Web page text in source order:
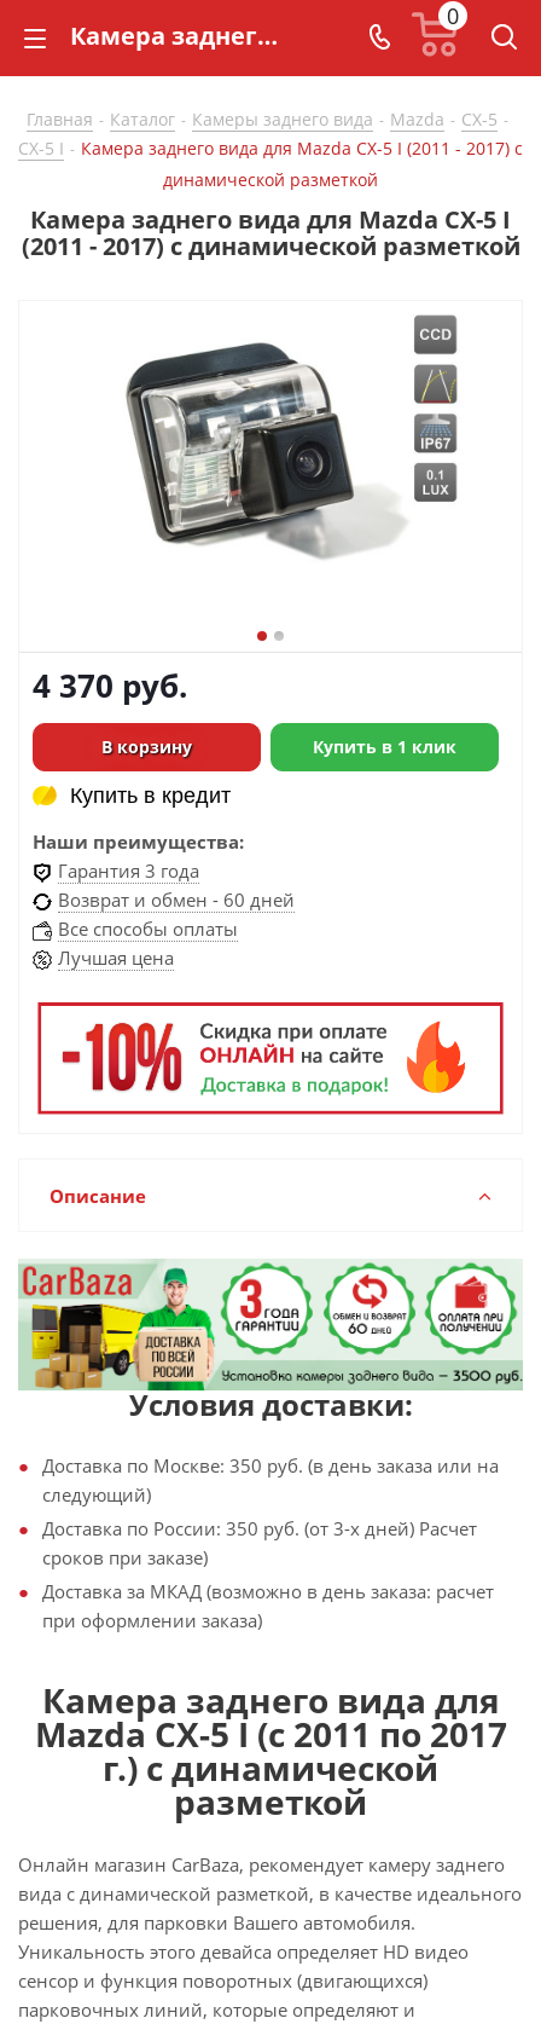
Камера заднего вида для Mazda CX-5 I (2011 - 2017) с динамической разметкой - купить в СarBaza
0
Главная - Каталог - Камеры заднего вида - Mazda - CX-5 -
CX-5 I - Камера заднего вида для Mazda CX-5 I (2011 - 2017) с
динамической разметкой
Камера заднего вида для Mazda CX-5 I
(2011 - 2017) с динамической разметкой
4 370 руб.
В корзину Купить в 1 клик
Купить в кредит
Купить в кредит
Наши преимущества:
Гарантия 3 года
Возврат и обмен - 60 дней
Все способы оплаты
Лучшая цена
Описание
Условия доставки:
Доставка по Москве: 350 руб. (в день заказа или на
следующий)
Доставка по России: 350 руб. (от 3-х дней) Расчет
сроков при заказе)
Доставка за МКАД (возможно в день заказа: расчет
при оформлении заказа)
Камера заднего вида для
Mazda CX-5 I (с 2011 по 2017
г.) с динамической
разметкой
Онлайн магазин CarBaza, рекомендует камеру заднего
вида с динамической разметкой, в качестве идеального
решения, для парковки Вашего автомобиля.
Уникальность этого девайса определяет HD видео
сенсор и функция поворотных (двигающихся)
парковочных линий, которые определяют и